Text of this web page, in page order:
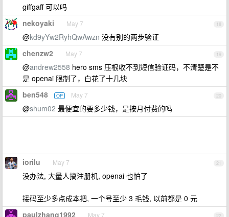
giffgaff 可以吗
18
nekoyaki May 7
@kd9yYw2RyhQwAwzn 没有别的两步验证
19
chenzw2 May 7
@andrew2558 hero sms 压根收不到短信验证码，不清楚是不
是 openai 限制了，白花了十几块
20
ben548 OP May 7
@shum02 最便宜的要多少钱，是按月付费的吗
21
iorilu May 7
没办法, 大量人搞注册机, openai 也怕了
接码至少多点成本把, 一个号至少 3 毛钱, 以前都是 0 元
paulzhang1992 May 7